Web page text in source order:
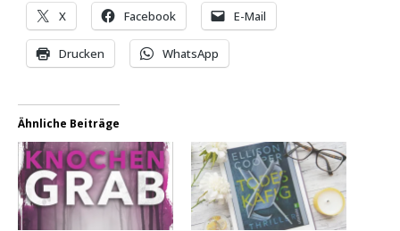
X Facebook E-Mail
Drucken WhatsApp
Ähnliche Beiträge